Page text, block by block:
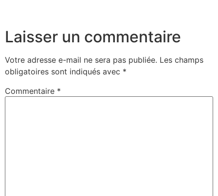
Laisser un commentaire
Votre adresse e-mail ne sera pas publiée. Les champs
obligatoires sont indiqués avec *
Commentaire *